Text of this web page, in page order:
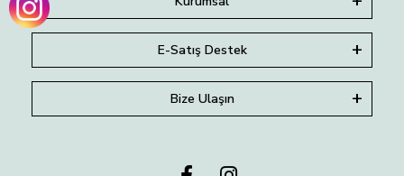
E-Satış Destek
Bize Ulaşın